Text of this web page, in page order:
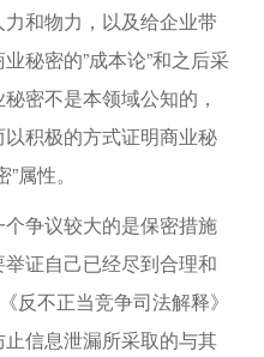
和物力，以及给企业带
秘密的”成本论”和之后采
密不是本领域公知的，
积极的方式证明商业秘
属性。
争议较大的是保密措施
证自己已经尽到合理和
反不正当竞争司法解释》
信息泄漏所采取的与其